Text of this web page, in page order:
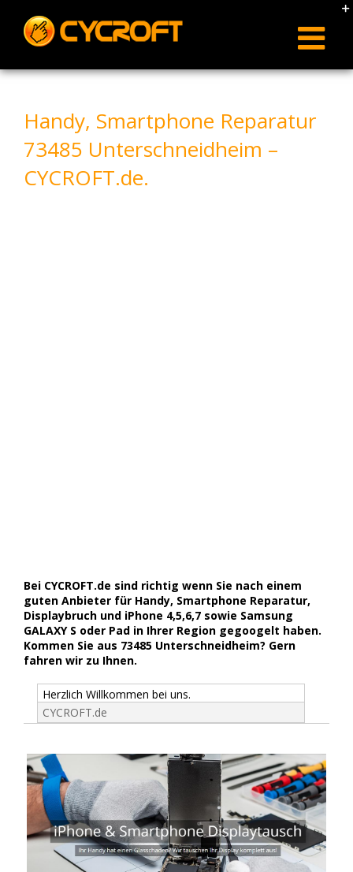
content
Handy, Smartphone Reparatur
73485 Unterschneidheim –
CYCROFT.de.
Bei CYCROFT.de sind richtig wenn Sie nach einem
guten Anbieter für Handy, Smartphone Reparatur,
Displaybruch und iPhone 4,5,6,7 sowie Samsung
GALAXY S oder Pad in Ihrer Region gegoogelt haben.
Kommen Sie aus 73485 Unterschneidheim? Gern
fahren wir zu Ihnen.
Herzlich Willkommen bei uns.
CYCROFT.de